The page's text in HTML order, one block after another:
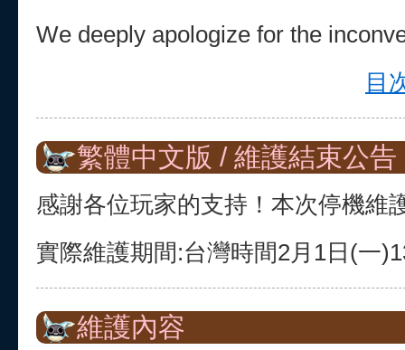
We deeply apologize for the
目
繁體中文版 / 維護結束公告
感謝各位玩家的支持！本次停機維
實際維護期間:台灣時間2月1日(一
維護內容